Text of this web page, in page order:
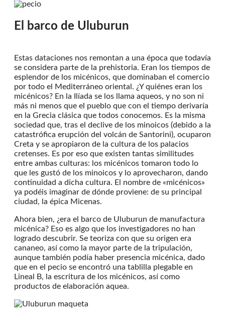
El barco de Uluburun
Estas dataciones nos remontan a una época que todavía
se considera parte de la prehistoria. Eran los tiempos de
esplendor de los micénicos, que dominaban el comercio
por todo el Mediterráneo oriental. ¿Y quiénes eran los
micénicos? En la Ilíada se los llama aqueos, y no son ni
más ni menos que el pueblo que con el tiempo derivaría
en la Grecia clásica que todos conocemos. Es la misma
sociedad que, tras el declive de los minoicos (debido a la
catastrófica erupción del volcán de Santorini), ocuparon
Creta y se apropiaron de la cultura de los palacios
cretenses. Es por eso que existen tantas similitudes
entre ambas culturas: los micénicos tomaron todo lo
que les gustó de los minoicos y lo aprovecharon, dando
continuidad a dicha cultura. El nombre de «micénicos»
ya podéis imaginar de dónde proviene: de su principal
ciudad, la épica Micenas.
Ahora bien, ¿era el barco de Uluburun de manufactura
micénica? Eso es algo que los investigadores no han
logrado descubrir. Se teoriza con que su origen era
cananeo, así como la mayor parte de la tripulación,
aunque también podía haber presencia micénica, dado
que en el pecio se encontró una tablilla plegable en
Lineal B, la escritura de los micénicos, así como
productos de elaboración aquea.